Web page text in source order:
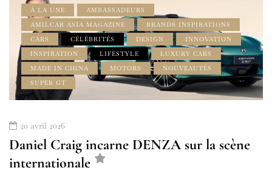
À LA UNE
AMBASSADEURS
AMILCAR ASIA MAGAZINE
BRANDS INSPIRATIONS
CARS
CÉLÉBRITÉS DESIGN
INNOVATION
INSPIRATION
LIFESTYLE
LUXURY CARS
MADE IN CHINA
MOTORS
NOUVEAUTÉS
SUPER GT
20 avril 2026
Daniel Craig incarne DENZA sur la scène
internationale